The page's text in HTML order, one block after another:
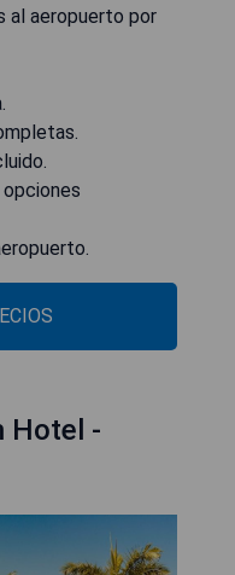
al aeropuerto por
Hotel -